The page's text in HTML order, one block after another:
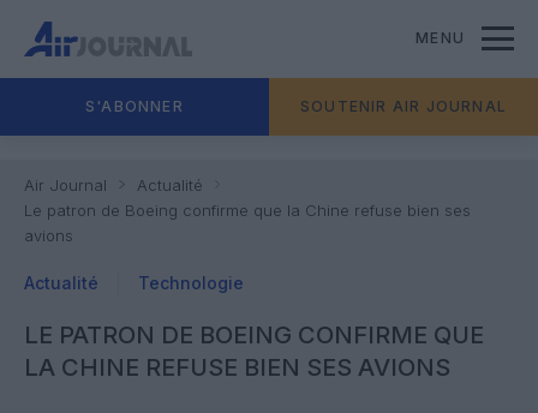
MENU
S'ABONNER SOUTENIR AIR JOURNAL
Air Journal
Actualité
Le patron de Boeing confirme que la Chine refuse bien ses
avions
Actualité Technologie
LE PATRON DE BOEING CONFIRME QUE
LA CHINE REFUSE BIEN SES AVIONS